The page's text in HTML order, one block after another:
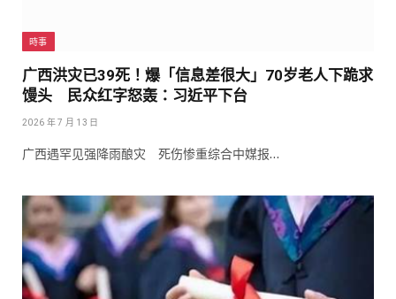
時事
广西洪灾已39死！爆「信息差很大」70岁老人下跪求
馒头 民众红字怒轰：习近平下台
2026 年 7 月 13 日
广西遇罕见强降雨酿灾 死伤惨重综合中媒报…